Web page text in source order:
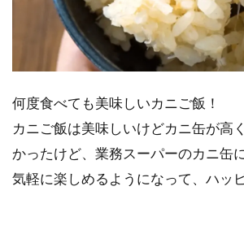
何度食べても美味しいカニご飯！
カニご飯は美味しいけどカニ缶が高
かったけど、業務スーパーのカニ缶
気軽に楽しめるようになって、ハッ